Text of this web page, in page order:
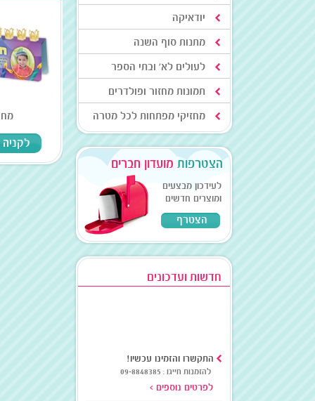
יודאיקה
מתנות סוף השנה
לעולים לא' ובתי הספר
תמונות מחזור ופולדרים
מחזיקי מפתחות לכל מטרה
הצטרפות מועדון חברים
לעידכון מבצעים
ומוצרים חדשים
הצטרף
חדשות ועדכונים
להזמנות חייגו : 09-8848385
לקניה